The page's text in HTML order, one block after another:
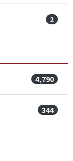
2
4,790
344